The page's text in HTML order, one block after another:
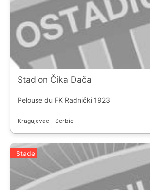
Stadion Čika Dača
Pelouse du FK Radnički 1923
Kragujevac - Serbie
Stade